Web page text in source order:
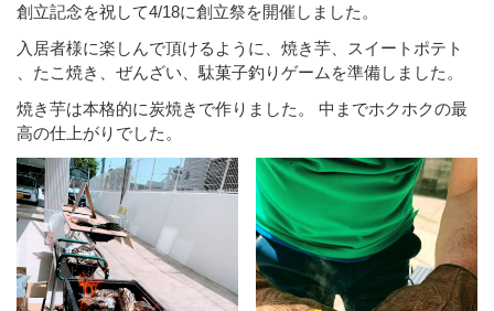
創立記念を祝して4/18に創立祭を開催しました。
入居者様に楽しんで頂けるように、焼き芋、スイートポテト
、たこ焼き、ぜんざい、駄菓子釣りゲームを準備しました。
焼き芋は本格的に炭焼きで作りました。 中までホクホクの最
高の仕上がりでした。